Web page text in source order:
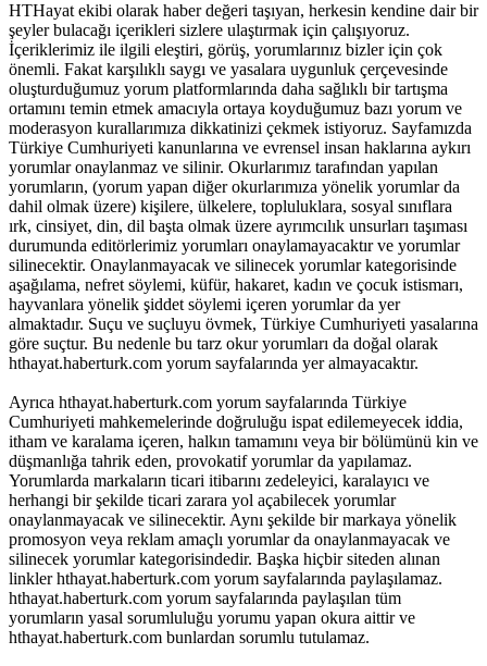
HTHayat ekibi olarak haber değeri taşıyan, herkesin kendine dair bir
şeyler bulacağı içerikleri sizlere ulaştırmak için çalışıyoruz.
İçeriklerimiz ile ilgili eleştiri, görüş, yorumlarınız bizler için çok
önemli. Fakat karşılıklı saygı ve yasalara uygunluk çerçevesinde
oluşturduğumuz yorum platformlarında daha sağlıklı bir tartışma
ortamını temin etmek amacıyla ortaya koyduğumuz bazı yorum ve
moderasyon kurallarımıza dikkatinizi çekmek istiyoruz. Sayfamızda
Türkiye Cumhuriyeti kanunlarına ve evrensel insan haklarına aykırı
yorumlar onaylanmaz ve silinir. Okurlarımız tarafından yapılan
yorumların, (yorum yapan diğer okurlarımıza yönelik yorumlar da
dahil olmak üzere) kişilere, ülkelere, topluluklara, sosyal sınıflara
ırk, cinsiyet, din, dil başta olmak üzere ayrımcılık unsurları taşıması
durumunda editörlerimiz yorumları onaylamayacaktır ve yorumlar
silinecektir. Onaylanmayacak ve silinecek yorumlar kategorisinde
aşağılama, nefret söylemi, küfür, hakaret, kadın ve çocuk istismarı,
hayvanlara yönelik şiddet söylemi içeren yorumlar da yer
almaktadır. Suçu ve suçluyu övmek, Türkiye Cumhuriyeti yasalarına
göre suçtur. Bu nedenle bu tarz okur yorumları da doğal olarak
hthayat.haberturk.com yorum sayfalarında yer almayacaktır.
Ayrıca hthayat.haberturk.com yorum sayfalarında Türkiye
Cumhuriyeti mahkemelerinde doğruluğu ispat edilemeyecek iddia,
itham ve karalama içeren, halkın tamamını veya bir bölümünü kin ve
düşmanlığa tahrik eden, provokatif yorumlar da yapılamaz.
Yorumlarda markaların ticari itibarını zedeleyici, karalayıcı ve
herhangi bir şekilde ticari zarara yol açabilecek yorumlar
onaylanmayacak ve silinecektir. Aynı şekilde bir markaya yönelik
promosyon veya reklam amaçlı yorumlar da onaylanmayacak ve
silinecek yorumlar kategorisindedir. Başka hiçbir siteden alınan
linkler hthayat.haberturk.com yorum sayfalarında paylaşılamaz.
hthayat.haberturk.com yorum sayfalarında paylaşılan tüm
yorumların yasal sorumluluğu yorumu yapan okura aittir ve
hthayat.haberturk.com bunlardan sorumlu tutulamaz.